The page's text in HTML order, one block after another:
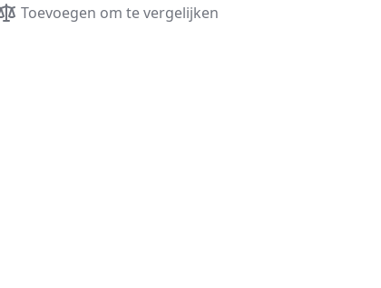
Toevoegen om te vergelijken